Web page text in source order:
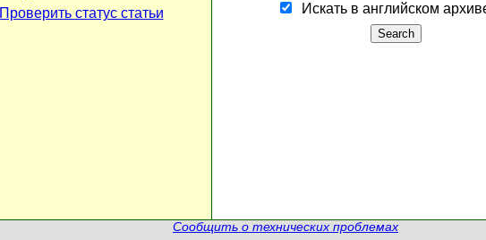
Проверить статус статьи
Искать в английском
Сообщить о технических проблемах